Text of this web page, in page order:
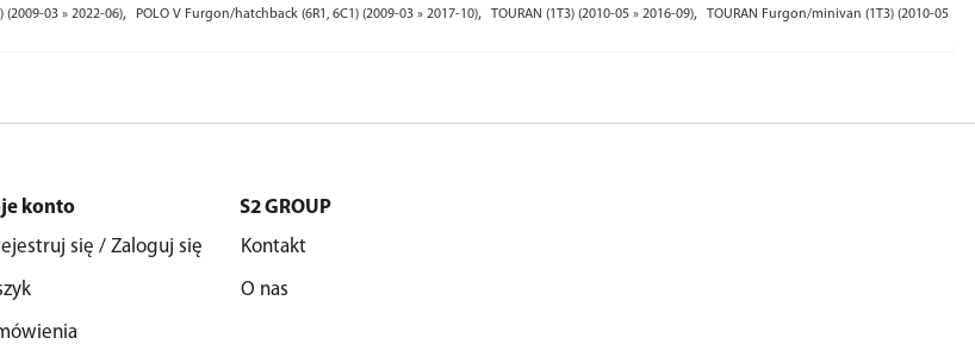
(2009-03 » 2022-06), POLO V Furgon/hatchback (6R1, 6C1) (2009-03 » 2017-10), TOURAN (1T3) (2010-05 » 2016-09),
TOURAN Furgon/minivan (1T3) (2010-05
konto
się / Zaloguj się
S2 GROUP
Kontakt
O nas